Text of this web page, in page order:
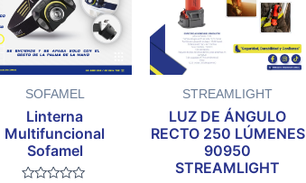
SOFAMEL
Linterna
Multifuncional
Sofamel
STREAMLIGHT
LUZ DE ÁNGULO
RECTO 250 LÚMENES
90950
STREAMLIGHT